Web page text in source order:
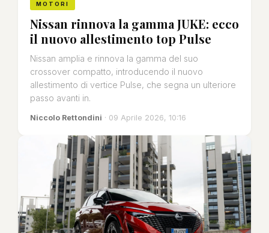
MOTORI
Nissan rinnova la gamma JUKE: ecco
il nuovo allestimento top Pulse
Nissan amplia e rinnova la gamma del suo
crossover compatto, introducendo il nuovo
allestimento di vertice Pulse, che segna un ulteriore
passo avanti in.
Niccolo Rettondini · 09 Aprile 2026, 10:16